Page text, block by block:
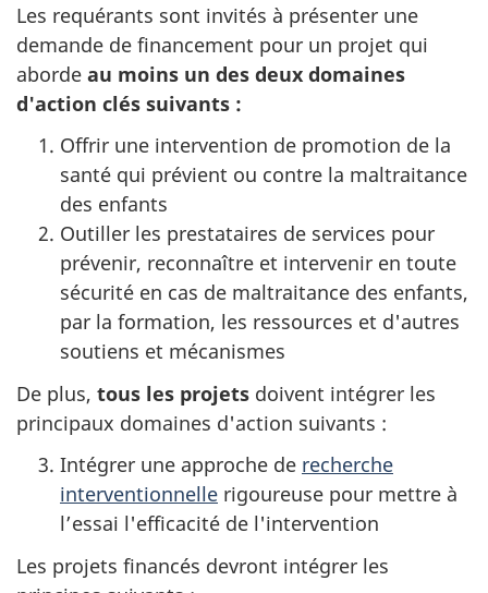
Les requérants sont invités à présenter une
demande de financement pour un projet qui
aborde au moins un des deux domaines
d'action clés suivants :
Offrir une intervention de promotion de la
santé qui prévient ou contre la maltraitance
des enfants
Outiller les prestataires de services pour
prévenir, reconnaître et intervenir en toute
sécurité en cas de maltraitance des enfants,
par la formation, les ressources et d'autres
soutiens et mécanismes
De plus, tous les projets doivent intégrer les
principaux domaines d'action suivants :
Intégrer une approche de recherche
interventionnelle rigoureuse pour mettre à
l’essai l'efficacité de l'intervention
Les projets financés devront intégrer les